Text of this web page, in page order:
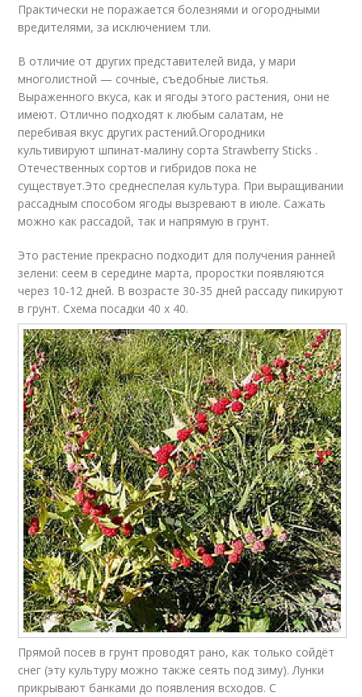
Практически не поражается болезнями и огородными
вредителями, за исключением тли.
В отличие от других представителей вида, у мари
многолистной — сочные, съедобные листья.
Выраженного вкуса, как и ягоды этого растения, они не
имеют. Отлично подходят к любым салатам, не
перебивая вкус других растений.Огородники
культивируют шпинат-малину сорта Strawberry Sticks .
Отечественных сортов и гибридов пока не
существует.Это среднеспелая культура. При выращивании
рассадным способом ягоды вызревают в июле. Сажать
можно как рассадой, так и напрямую в грунт.
Это растение прекрасно подходит для получения ранней
зелени: сеем в середине марта, проростки появляются
через 10-12 дней. В возрасте 30-35 дней рассаду пикируют
в грунт. Схема посадки 40 х 40.
Прямой посев в грунт проводят рано, как только сойдёт
снег (эту культуру можно также сеять под зиму). Лунки
прикрывают банками до появления всходов. С